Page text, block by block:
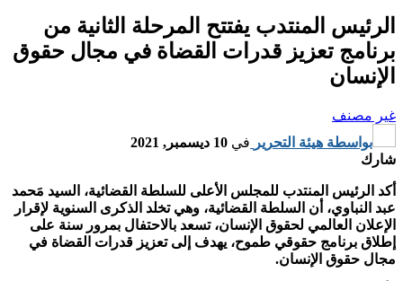
الرئيس المنتدب يفتتح المرحلة الثانية من
برنامج تعزيز قدرات القضاة في مجال حقوق
الإنسان
غير مصنف
بواسطة هيئة التحرير في 10 ديسمبر, 2021
شارك
أكد الرئيس المنتدب للمجلس الأعلى للسلطة القضائية، السيد مَحمد
عبد النباوي، أن السلطة القضائية، وهي تخلد الذكرى السنوية لإقرار
الإعلان العالمي لحقوق الإنسان، تسعد بالاحتفال بمرور سنة على
إطلاق برنامج حقوقي طموح، يهدف إلى تعزيز قدرات القضاة في
مجال حقوق الإنسان.